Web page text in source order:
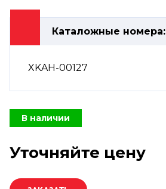
Каталожные номера:
XKAH-00127
В наличии
Уточняйте цену